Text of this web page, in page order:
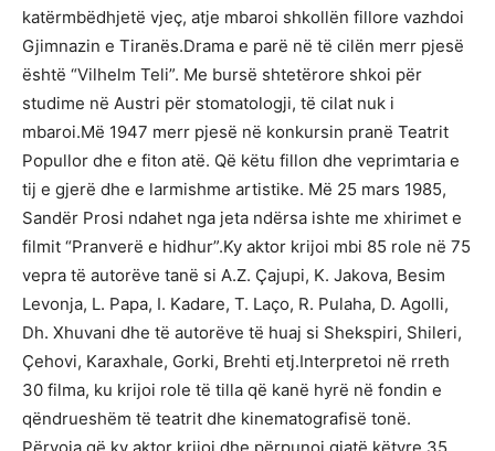
katërmbëdhjetë vjeç, atje mbaroi shkollën fillore vazhdoi
Gjimnazin e Tiranës.Drama e parë në të cilën merr pjesë
është “Vilhelm Teli”. Me bursë shtetërore shkoi për
studime në Austri për stomatologji, të cilat nuk i
mbaroi.Më 1947 merr pjesë në konkursin pranë Teatrit
Popullor dhe e fiton atë. Që këtu fillon dhe veprimtaria e
tij e gjerë dhe e larmishme artistike. Më 25 mars 1985,
Sandër Prosi ndahet nga jeta ndërsa ishte me xhirimet e
filmit “Pranverë e hidhur”.Ky aktor krijoi mbi 85 role në 75
vepra të autorëve tanë si A.Z. Çajupi, K. Jakova, Besim
Levonja, L. Papa, I. Kadare, T. Laço, R. Pulaha, D. Agolli,
Dh. Xhuvani dhe të autorëve të huaj si Shekspiri, Shileri,
Çehovi, Karaxhale, Gorki, Brehti etj.Interpretoi në rreth
30 filma, ku krijoi role të tilla që kanë hyrë në fondin e
qëndrueshëm të teatrit dhe kinematografisë tonë.